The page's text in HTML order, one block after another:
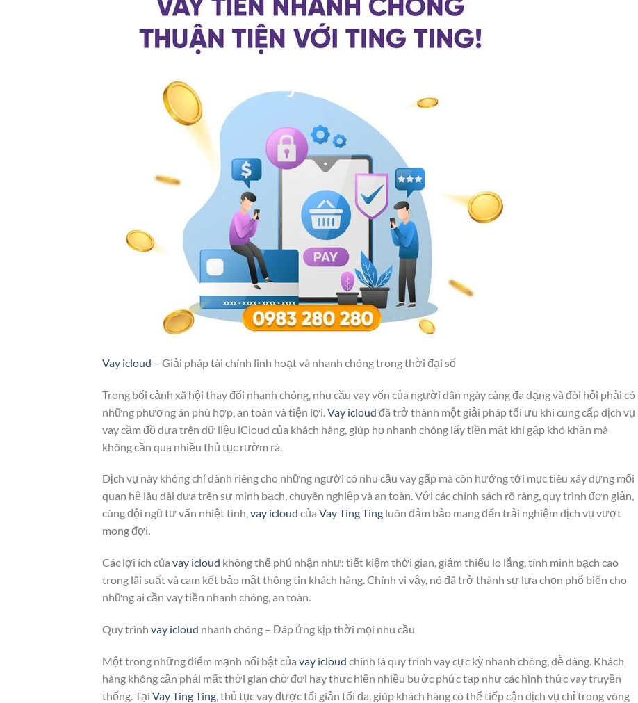
Vay icloud – Giải pháp tài chính linh hoạt và nhanh chóng trong thời đại số
Trong bối cảnh xã hội thay đổi nhanh chóng, nhu cầu vay vốn của người dân ngày càng đa dạng và đòi hỏi phải có
những phương án phù hợp, an toàn và tiện lợi. Vay icloud đã trở thành một giải pháp tối ưu khi cung cấp dịch vụ
vay cầm đồ dựa trên dữ liệu iCloud của khách hàng, giúp họ nhanh chóng lấy tiền mặt khi gặp khó khăn mà
không cần qua nhiều thủ tục rườm rà.
Dịch vụ này không chỉ dành riêng cho những người có nhu cầu vay gấp mà còn hướng tới mục tiêu xây dựng mối
quan hệ lâu dài dựa trên sự minh bạch, chuyên nghiệp và an toàn. Với các chính sách rõ ràng, quy trình đơn giản,
cùng đội ngũ tư vấn nhiệt tình,vay icloud của Vay Ting Ting luôn đảm bảo mang đến trải nghiệm dịch vụ vượt
mong đợi.
Các lợi ích của vay icloud không thể phủ nhận như: tiết kiệm thời gian, giảm thiểu lo lắng, tính minh bạch cao
trong lãi suất và cam kết bảo mật thông tin khách hàng. Chính vì vậy, nó đã trở thành sự lựa chọn phổ biến cho
những ai cần vay tiền nhanh chóng, an toàn.
Quy trình vay icloud nhanh chóng – Đáp ứng kịp thời mọi nhu cầu
Một trong những điểm mạnh nổi bật của vay icloud chính là quy trình vay cực kỳ nhanh chóng, dễ dàng. Khách
hàng không cần phải mất thời gian chờ đợi hay thực hiện nhiều bước phức tạp như các hình thức vay truyền
thống. Tại Vay Ting Ting , thủ tục vay được tối giản tối đa, giúp khách hàng có thể tiếp cận dịch vụ chỉ trong vòng